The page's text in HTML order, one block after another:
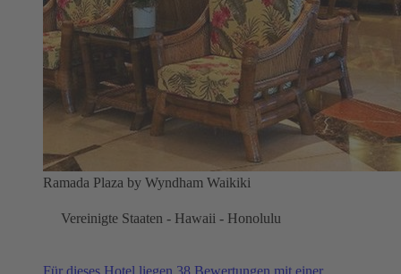
Ramada Plaza by Wyndham Waikiki
Vereinigte Staaten - Hawaii - Honolulu
Für dieses Hotel liegen 38 Bewertungen mit einer